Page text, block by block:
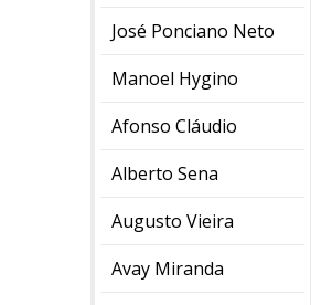
José Ponciano Neto
Manoel Hygino
Afonso Cláudio
Alberto Sena
Augusto Vieira
Avay Miranda